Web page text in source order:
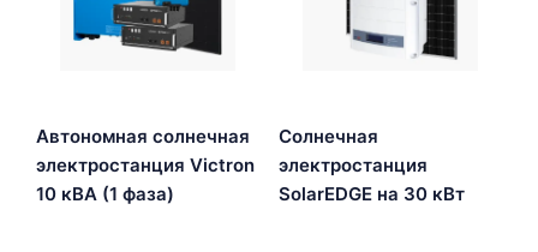
Автономная солнечная
электростанция Victron
10 кВА (1 фаза)
Солнечная
электростанция
SolarEDGE на 30 кВт